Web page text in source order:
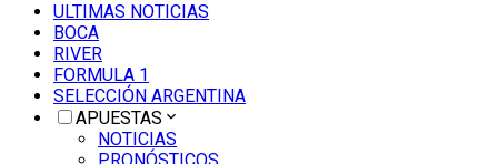
ULTIMAS NOTICIAS
BOCA
RIVER
FORMULA 1
SELECCIÓN ARGENTINA
APUESTAS
NOTICIAS